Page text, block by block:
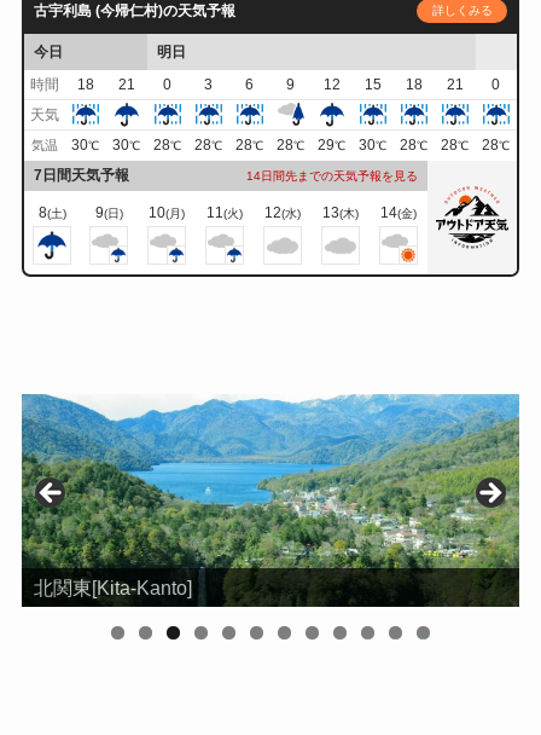
古宇利島 (今帰仁村)の天気予報 詳しくみる
今日
明日
時間
18 21 0 3 6 9 12 15 18 21
0
天気
気温 30℃ 30℃ 28℃ 28℃ 28℃ 28℃ 29℃ 30℃ 28℃ 28℃ 28℃
7日間天気予報 14日間先までの天気予報を見る
8(土) 9(日) 10(月) 11(火) 12(水) 13(木) 14(金)
南関東[Minami-Kanto]
0 1 2